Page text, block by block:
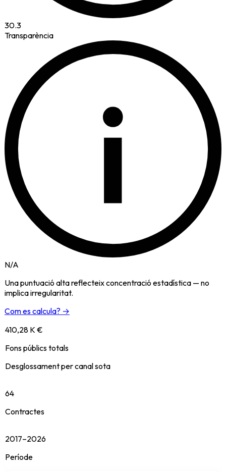
30.3
Transparència
i
N/A
Una puntuació alta reflecteix concentració estadística — no
implica irregularitat.
Com es calcula? →
410,28 K €
Fons públics totals
Desglossament per canal sota
64
Contractes
2017–2026
Període